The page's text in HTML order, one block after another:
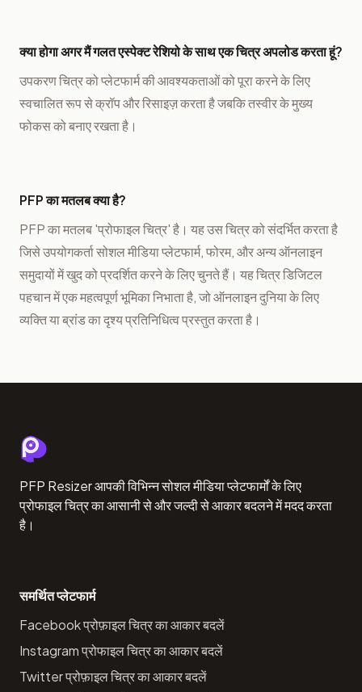
क्या होगा अगर मैं गलत एस्पेक्ट रेशियो के साथ एक चित्र अपलोड करता हूं?
उपकरण चित्र को प्लेटफार्म की आवश्यकताओं को पूरा करने के लिए
स्वचालित रूप से क्रॉप और रिसाइज़ करता है जबकि तस्वीर के मुख्य
फोकस को बनाए रखता है।
PFP का मतलब क्या है?
PFP का मतलब 'प्रोफाइल चित्र' है। यह उस चित्र को संदर्भित करता है
जिसे उपयोगकर्ता सोशल मीडिया प्लेटफार्म, फोरम, और अन्य ऑनलाइन
समुदायों में खुद को प्रदर्शित करने के लिए चुनते हैं। यह चित्र डिजिटल
पहचान में एक महत्वपूर्ण भूमिका निभाता है, जो ऑनलाइन दुनिया के लिए
व्यक्ति या ब्रांड का दृश्य प्रतिनिधित्व प्रस्तुत करता है।
PFP Resizer आपकी विभिन्न सोशल मीडिया प्लेटफार्मों के लिए
प्रोफाइल चित्र का आसानी से और जल्दी से आकार बदलने में मदद करता
है।
समर्थित प्लेटफार्म
Facebook प्रोफ़ाइल चित्र का आकार बदलें
Instagram प्रोफाइल चित्र का आकार बदलें
Twitter प्रोफ़ाइल चित्र का आकार बदलें